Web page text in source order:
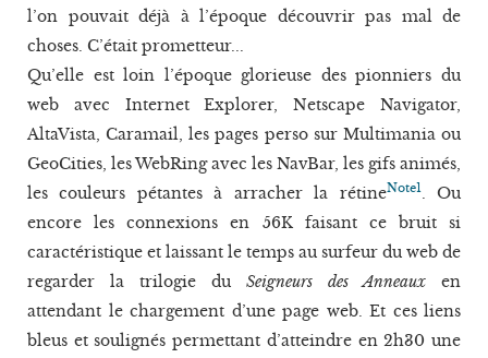
l’on pouvait déjà à l’époque découvrir pas mal de
choses. C’était prometteur...
Qu’elle est loin l’époque glorieuse des pionniers du
web avec Internet Explorer, Netscape Navigator,
AltaVista, Caramail, les pages perso sur Multimania ou
GeoCities, les WebRing avec les NavBar, les gifs animés,
les couleurs pétantes à arracher la rétineNote1. Ou
encore les connexions en 56K faisant ce bruit si
caractéristique et laissant le temps au surfeur du web de
regarder la trilogie du Seigneurs des Anneaux en
attendant le chargement d’une page web. Et ces liens
bleus et soulignés permettant d’atteindre en 2h30 une